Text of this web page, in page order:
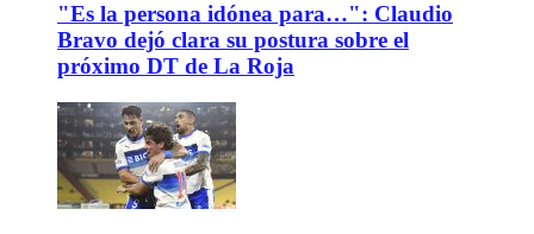
"Es la persona idónea para…": Claudio
Bravo dejó clara su postura sobre el
próximo DT de La Roja